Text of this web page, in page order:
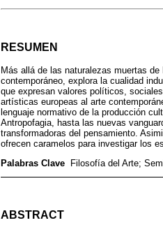
RESUMEN
Más allá de las naturalezas muertas
contemporáneo, explora la cualidad
que expresan valores políticos,
artísticas europeas al arte
lenguaje normativo de la producción
Antropofagia, hasta las nuevas
transformadoras del pensamiento.
ofrecen caramelos para investigar los
Palabras Clave Filosofía del Arte;
ABSTRACT